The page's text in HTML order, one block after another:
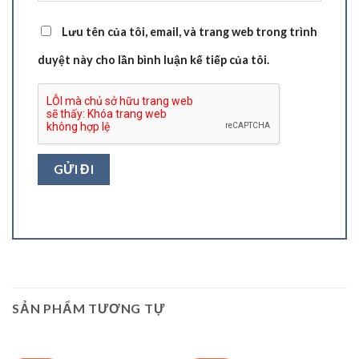
Lưu tên của tôi, email, và trang web trong trình
duyệt này cho lần bình luận kế tiếp của tôi.
SẢN PHẨM TƯƠNG TỰ